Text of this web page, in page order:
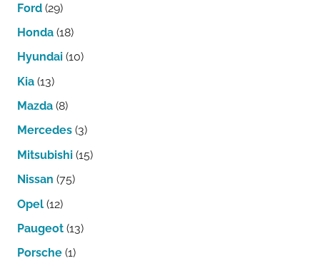
Ford (29)
Honda (18)
Hyundai (10)
Kia (13)
Mazda (8)
Mercedes (3)
Mitsubishi (15)
Nissan (75)
Opel (12)
Paugeot (13)
Porsche (1)